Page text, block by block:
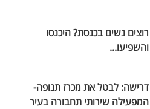
רוצים נשים בכנסת? היכנסו
והשפיעו...
דרישה: לבטל את מכרז תנופה-
המפעילה שירותי תחבורה בעיר